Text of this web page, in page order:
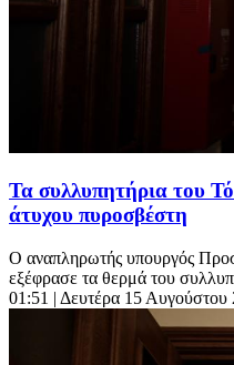
Τα συλλυπητήρια του
άτυχου πυροσβέστη
Ο αναπληρωτής υπουργός
εξέφρασε τα θερμά του
01:51 | Δευτέρα 15 Αυγούστου